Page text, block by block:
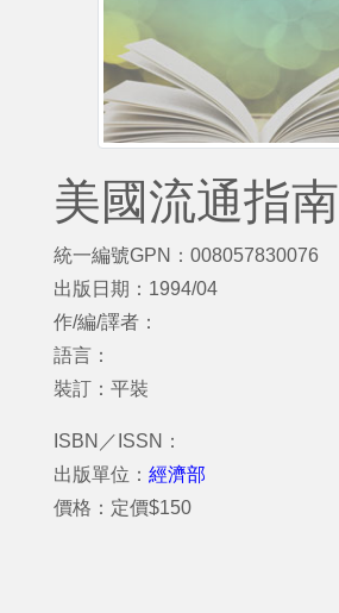
美國流通指南
統一編號GPN：008057830076
出版日期：1994/04
作/編/譯者：
語言：
裝訂：平裝
ISBN／ISSN：
出版單位： 經濟部
價格：定價$150